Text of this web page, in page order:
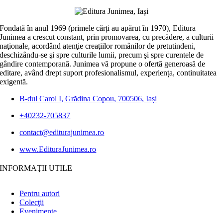
Fondată în anul 1969 (primele cărți au apărut în 1970), Editura
Junimea a crescut constant, prin promovarea, cu precădere, a culturii
naţionale, acordând atenţie creaţiilor românilor de pretutindeni,
deschizându-se şi spre culturile lumii, precum şi spre curentele de
gândire contemporană. Junimea vă propune o ofertă generoasă de
editare, având drept suport profesionalismul, experiența, continuitatea
exigentă.
B-dul Carol I, Grădina Copou, 700506, Iași
+40232-705837
contact@editurajunimea.ro
www.EdituraJunimea.ro
INFORMAŢII UTILE
Pentru autori
Colecţii
Evenimente